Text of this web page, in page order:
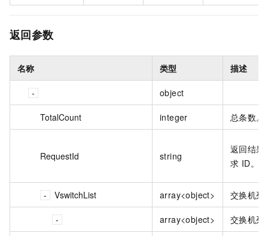
返回参数
名称 类型 描述
object
TotalCount integer 总条数。
RequestId string
返回结果
求 ID。
VswitchList array<object> 交换机列
array<object> 交换机列